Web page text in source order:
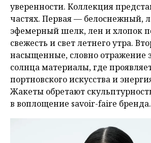
уверенности. Коллекция
частях. Первая — белоснежный,
эфемерный шелк, лен и хлопок
свежесть и свет летнего утра.
насыщенные, словно отражение
солнца материалы, где
портновского искусства и
Жакеты обретают
в воплощение savoir-faire бренда.